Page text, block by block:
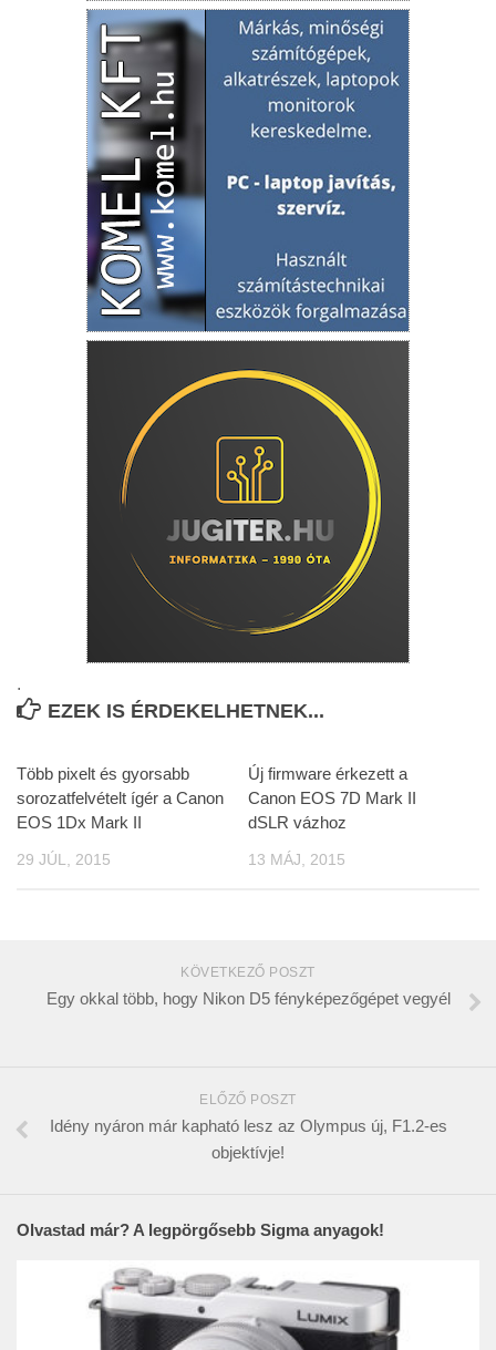
.
EZEK IS ÉRDEKELHETNEK...
Több pixelt és gyorsabb
sorozatfelvételt ígér a Canon
EOS 1Dx Mark II
29 JÚL, 2015
Új firmware érkezett a
Canon EOS 7D Mark II
dSLR vázhoz
13 MÁJ, 2015
KÖVETKEZŐ POSZT
Egy okkal több, hogy Nikon D5 fényképezőgépet vegyél
ELŐZŐ POSZT
Idény nyáron már kapható lesz az Olympus új, F1.2-es
objektívje!
Olvastad már? A legpörgősebb Sigma anyagok!